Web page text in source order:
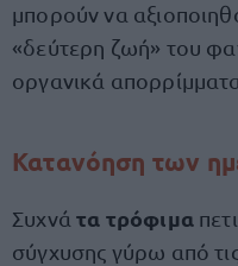
μπορούν να
«δεύτερη ζωή» του
οργανικά απορρίμματα.
Κατανόηση των
Συχνάτα τρόφιμα
σύγχυσης γύρω από